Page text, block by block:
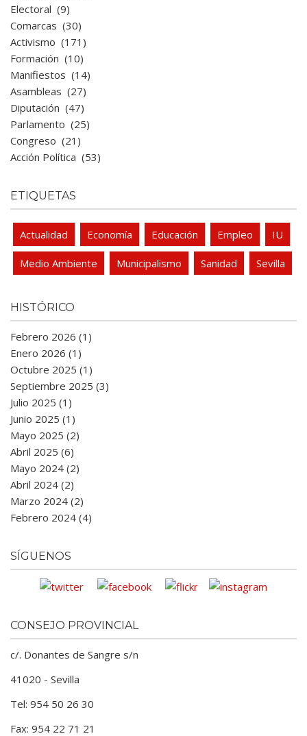
Electoral (9)
Comarcas (30)
Activismo (171)
Formación (10)
Manifiestos (14)
Asambleas (27)
Diputación (47)
Parlamento (25)
Congreso (21)
Acción Política (53)
ETIQUETAS
Actualidad Economía Educación Empleo IU
Medio Ambiente Municipalismo Sanidad Sevilla
HISTÓRICO
Febrero 2026 (1)
Enero 2026 (1)
Octubre 2025 (1)
Septiembre 2025 (3)
Julio 2025 (1)
Junio 2025 (1)
Mayo 2025 (2)
Abril 2025 (6)
Mayo 2024 (2)
Abril 2024 (2)
Marzo 2024 (2)
Febrero 2024 (4)
SÍGUENOS
CONSEJO PROVINCIAL
c/. Donantes de Sangre s/n
41020 - Sevilla
Tel: 954 50 26 30
Fax: 954 22 71 21